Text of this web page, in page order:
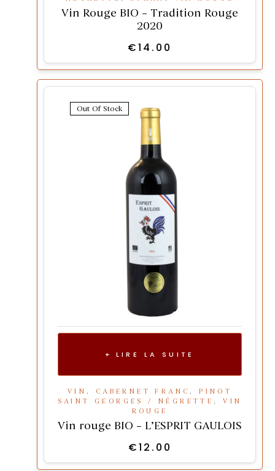
Vin Rouge BIO – Tradition Rouge
2020
€14.00
Out Of Stock
LIRE LA SUITE
VIN , CABERNET FRANC ,PINOT
SAINT GEORGES / NÉGRETTE ,VIN
ROUGE
Vin rouge BIO – L’ESPRIT GAULOIS
€12.00